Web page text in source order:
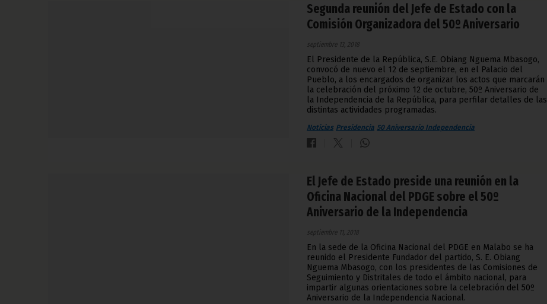
Segunda reunión del Jefe de Estado con la
Comisión Organizadora del 50º Aniversario
septiembre 13, 2018
El Presidente de la República, S.E. Obiang Nguema Mbasogo,
convocó de nuevo el 12 de septiembre, en el Palacio del
Pueblo, a los encargados de organizar los actos que marcarán
la celebración del próximo 12 de octubre, 50º Aniversario de
la Independencia de la República, para perfilar detalles de las
distintas actividades programadas.
Noticias Presidencia 50 Aniversario Independencia
El Jefe de Estado preside una reunión en la
Oficina Nacional del PDGE sobre el 50º
Aniversario de la Independencia
septiembre 11, 2018
En la sede de la Oficina Nacional del PDGE en Malabo se ha
reunido el Presidente Fundador del partido, S. E. Obiang
Nguema Mbasogo, con los presidentes de las Comisiones de
Seguimiento y Distritales de todo el ámbito nacional, para
impartir algunas orientaciones sobre la celebración del 50º
Aniversario de la Independencia Nacional.